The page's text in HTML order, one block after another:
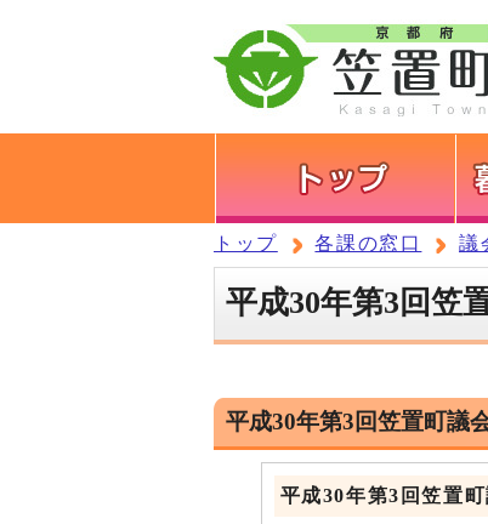
トップ 各課の窓口 議
平成30年第3回笠
平成30年第3回笠置町議
平成30年第3回笠置